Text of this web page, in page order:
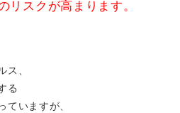
リスクが高まります。
ス、
る
ていますが、